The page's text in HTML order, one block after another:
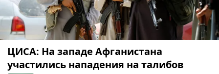
ЦИСА: На западе Афганистана
участились нападения на талибов